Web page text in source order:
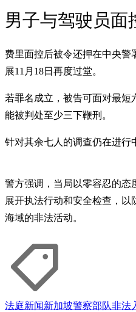
男子与驾驶员面
费里面控后被令还押在中央警
展11月18日再度过堂。
若罪名成立，被告可面对最短
能被判处至少三下鞭刑。
针对其余七人的调查仍在进行
警方强调，当局以零容忍的态
展开执法行动和安全检查，以
海域的非法活动。
法庭新闻新加坡警察部队非法